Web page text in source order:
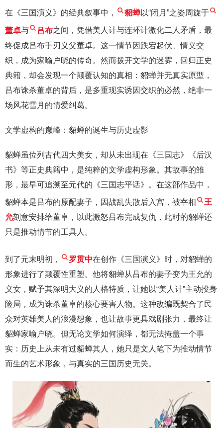
在《三国演义》的经典叙事中， 貂蝉以“闭月”之姿周旋于
董卓与 吕布之间，凭借美人计与连环计激化二人矛盾，最
终促成吕布手刃义父董卓。这一情节因跌宕起伏、情义交
织，成为家喻户晓的传奇。然而拨开文学的迷雾，回归正史
典籍，却会发现一个颠覆认知的真相：貂蝉并无真实原型，
吕布诛杀董卓的背后，是多重现实诱因交织的必然，绝非一
场风花雪月的情爱纠葛。
文学虚构的巅峰：貂蝉的诞生与历史虚影
貂蝉虽位列古代四大美女，却从未出现在《三国志》《后汉
书》等正史典籍中，是纯粹的文学虚构形象。其故事的雏
形，最早可追溯至元代的《三国志平话》。在这部作品中，
貂蝉本是吕布的原配妻子，因战乱失散后入宫，被宰相
王
允刻意安排给董卓，以此激怒吕布完成复仇，此时的貂蝉还
只是推动情节的工具人。
到了元末明初， 罗贯中在创作《三国演义》时，对貂蝉的
形象进行了颠覆性重塑。他将貂蝉从吕布的妻子变为王允的
义女，赋予其深明大义的人格特质，让她以“美人计”主动投身
险局，成为诛杀董卓的核心要害人物。这种改编既契合了民
众对英雄美人的浪漫想象，也让故事更具戏剧张力，最终让
貂蝉家喻户晓。但无论文学如何演绎，都无法掩盖一个事
实：历史上从未有过貂蝉其人，她只是文人笔下为推动情节
而生的艺术形象，与真实的三国历史无关。